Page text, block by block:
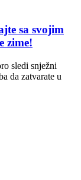
sa svojim
zime!
sledi snježni
da zatvarate u